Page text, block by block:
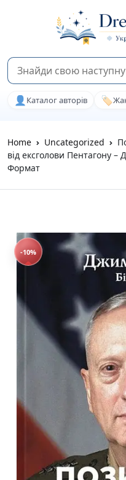
👤 Каталог авторів 🏷️
Home Uncategorized
від ексголови Пентагону
Формат
-10%